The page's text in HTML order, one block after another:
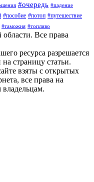
#очередь #падение
#пособие #потоп #путешествие
#таможня #топливо
Все права
ресурса разрешается
страницу статьи.
взяты с открытых
все права на